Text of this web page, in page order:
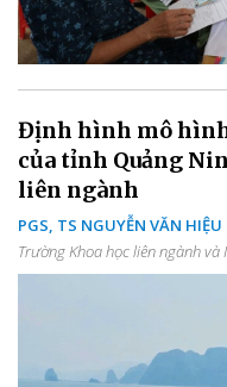
Định hình mô
của tỉnh Quảng
liên ngành
PGS, TS NGUYỄN VĂN HIỆU
Trường Khoa học liên ngành